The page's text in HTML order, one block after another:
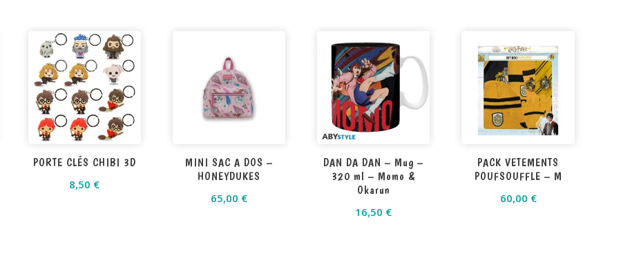
PORTE CLÉS CHIBI 3D
8,50 €
MINI SAC A DOS –
HONEYDUKES
65,00 €
DAN DA DAN – Mug –
320 ml – Momo &
Okarun
16,50 €
PACK VETEMENTS
POUFSOUFFLE – M
60,00 €